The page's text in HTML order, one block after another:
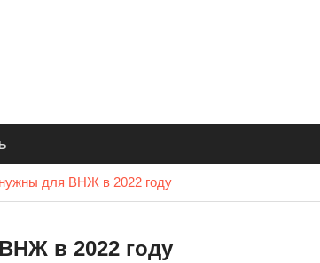
для ВНЖ в 2022 году
в 2022 году